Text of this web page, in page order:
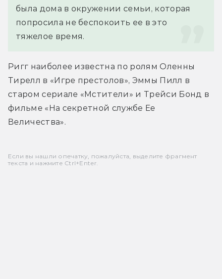
была дома в окружении семьи, которая
попросила не беспокоить ее в это
тяжелое время.
Ригг наиболее известна по ролям Оленны
Тирелл в «Игре престолов», Эммы Пилл в
старом сериале «Мстители» и Трейси Бонд в
фильме «На секретной службе Ее
Величества».
Если вы нашли опечатку, пожалуйста, выделите фрагмент
текста и нажмите Ctrl+Enter.